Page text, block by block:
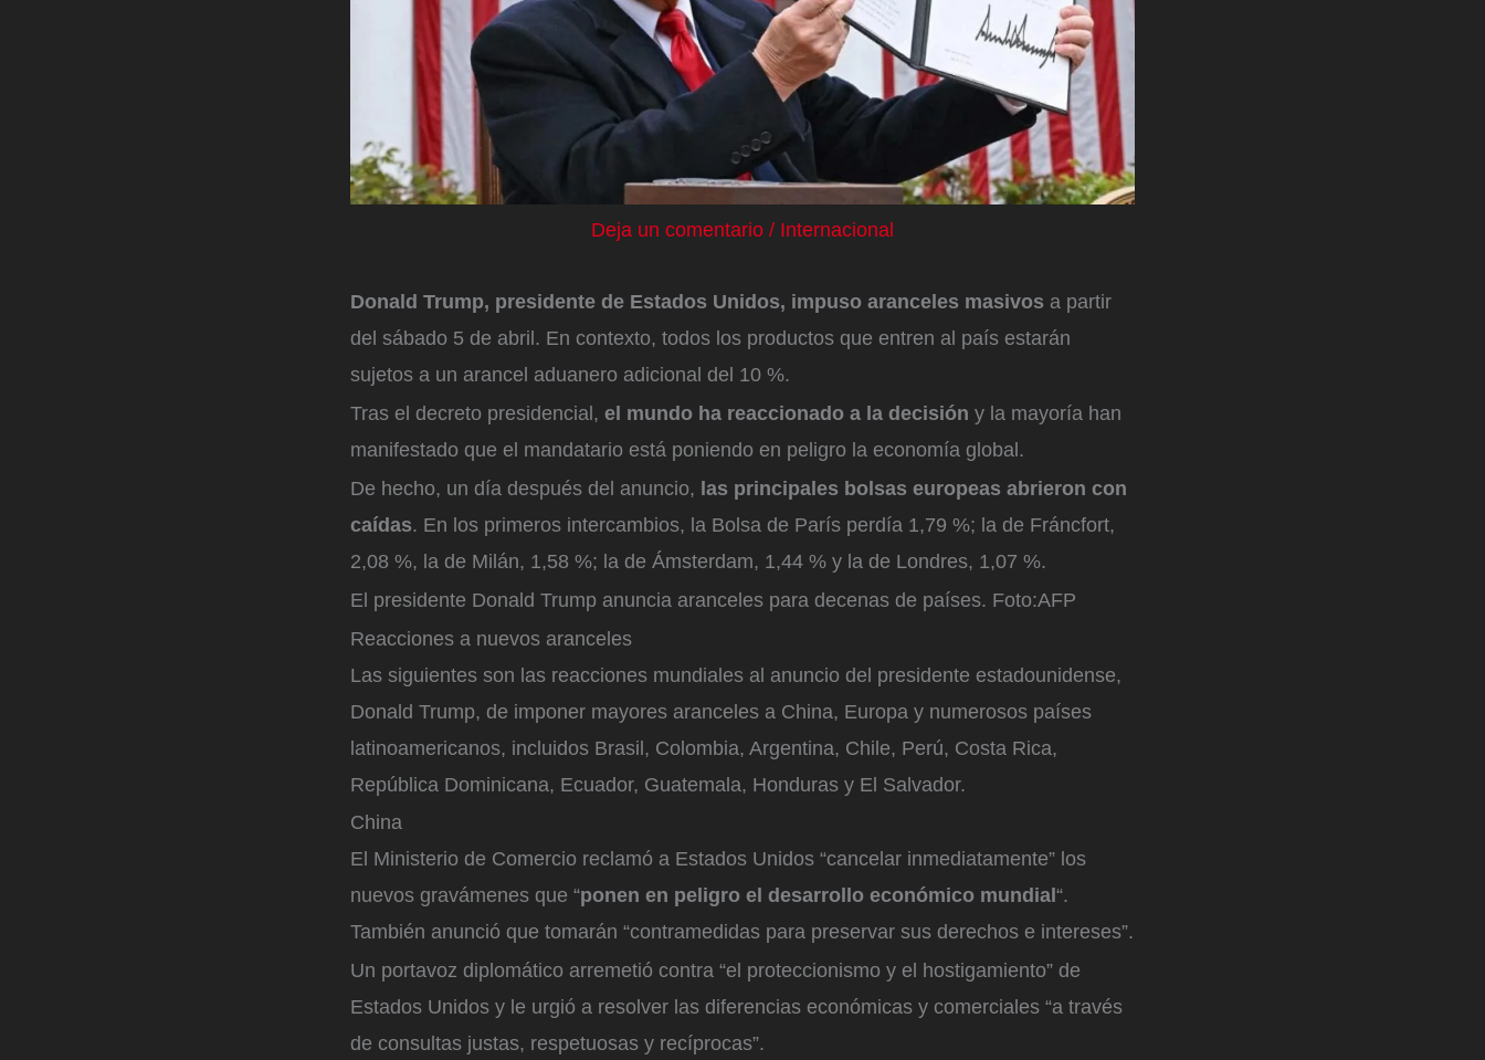
Deja un comentario / Internacional
Donald Trump, presidente de Estados Unidos, impuso aranceles masivos a partir
del sábado 5 de abril. En contexto, todos los productos que entren al país estarán
sujetos a un arancel aduanero adicional del 10 %.
Tras el decreto presidencial, el mundo ha reaccionado a la decisión y la mayoría han
manifestado que el mandatario está poniendo en peligro la economía global.
De hecho, un día después del anuncio, las principales bolsas europeas abrieron con
caídas. En los primeros intercambios, la Bolsa de París perdía 1,79 %; la de Fráncfort,
2,08 %, la de Milán, 1,58 %; la de Ámsterdam, 1,44 % y la de Londres, 1,07 %.
El presidente Donald Trump anuncia aranceles para decenas de países. Foto:AFP
Reacciones a nuevos aranceles
Las siguientes son las reacciones mundiales al anuncio del presidente estadounidense,
Donald Trump, de imponer mayores aranceles a China, Europa y numerosos países
latinoamericanos, incluidos Brasil, Colombia, Argentina, Chile, Perú, Costa Rica,
República Dominicana, Ecuador, Guatemala, Honduras y El Salvador.
China
El Ministerio de Comercio reclamó a Estados Unidos “cancelar inmediatamente” los
nuevos gravámenes que “ponen en peligro el desarrollo económico mundial “.
También anunció que tomarán “contramedidas para preservar sus derechos e intereses”.
Un portavoz diplomático arremetió contra “el proteccionismo y el hostigamiento” de
Estados Unidos y le urgió a resolver las diferencias económicas y comerciales “a través
de consultas justas, respetuosas y recíprocas”.